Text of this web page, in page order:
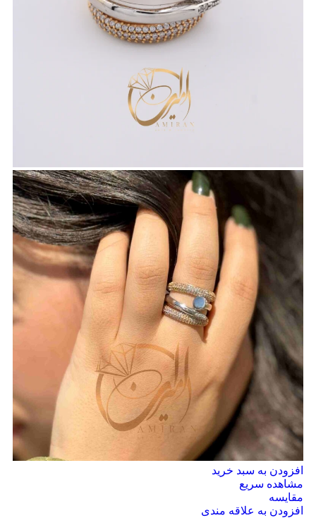
افزودن به سبد خرید
مشاهده سریع
مقایسه
افزودن به علاقه مندی